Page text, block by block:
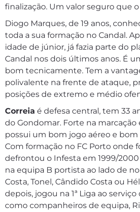
finalização. Um valor seguro que
Diogo Marques, de 19 anos,
toda a sua formação no Candal.
idade de júnior, já fazia parte do
Candal nos dois últimos anos. É
bom tecnicamente. Tem a
polivalente na frente de ataque,
posições de extremo e médio
Correia é defesa central, tem 33
do Gondomar. Forte na marcação
possui um bom jogo aéreo e
Com formação no FC Porto onde
defrontou o Infesta em 1999/
na equipa B portista ao lado de
Costa, Tonel, Cândido Costa ou
depois, jogou na 1ª Liga ao
como companheiros de equipa,